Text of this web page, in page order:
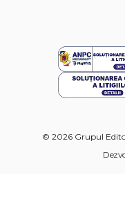
© 2026 Grupul